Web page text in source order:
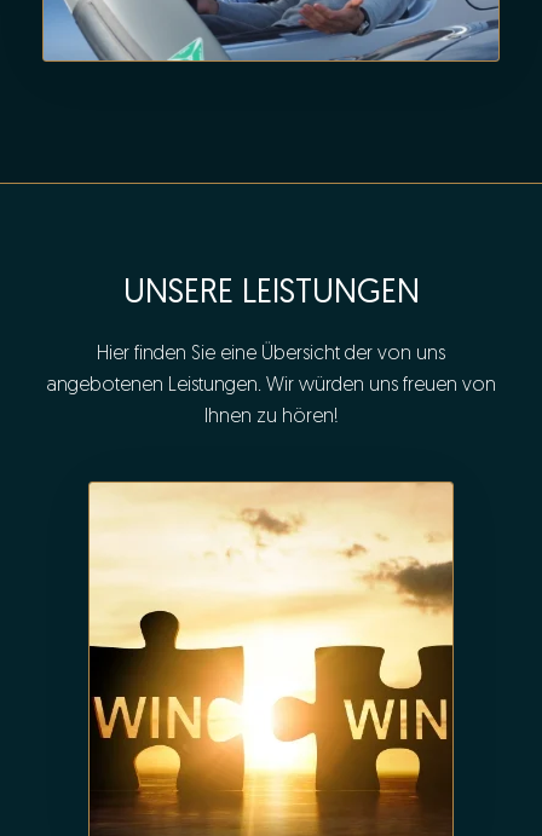
UNSERE LEISTUNGEN
Hier finden Sie eine Übersicht der von uns
angebotenen Leistungen. Wir würden uns freuen von
Ihnen zu hören!